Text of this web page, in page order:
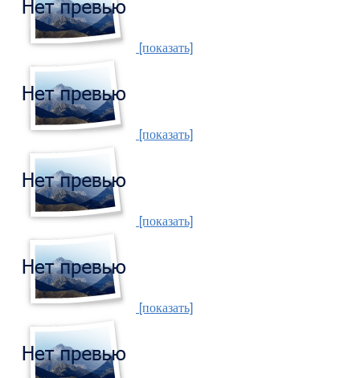
[показать]
[показать]
[показать]
[показать]